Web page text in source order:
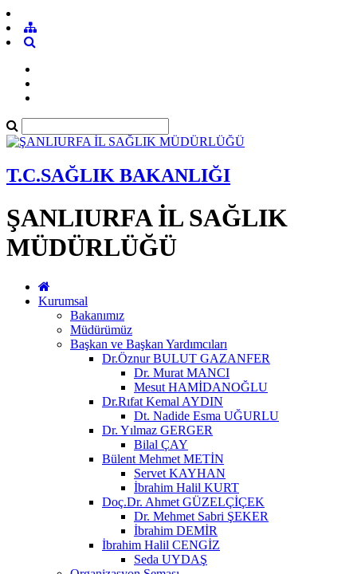
T.C.SAĞLIK BAKANLIĞI
ŞANLIURFA İL SAĞLIK
MÜDÜRLÜĞÜ
Kurumsal
Bakanımız
Müdürümüz
Başkan ve Başkan Yardımcıları
Dr.Öznur BULUT GAZANFER
Dr. Murat MANCI
Mesut HAMİDANOĞLU
Dr.Rıfat Kemal AYDIN
Dt. Nadide Esma UĞURLU
Dr. Yılmaz GERGER
Bilal ÇAY
Bülent Mehmet METİN
Servet KAYHAN
İbrahim Halil KURT
Doç.Dr. Ahmet GÜZELÇİÇEK
Dr. Mehmet Sabri ŞEKER
İbrahim DEMİR
İbrahim Halil CENGİZ
Seda UYDAŞ